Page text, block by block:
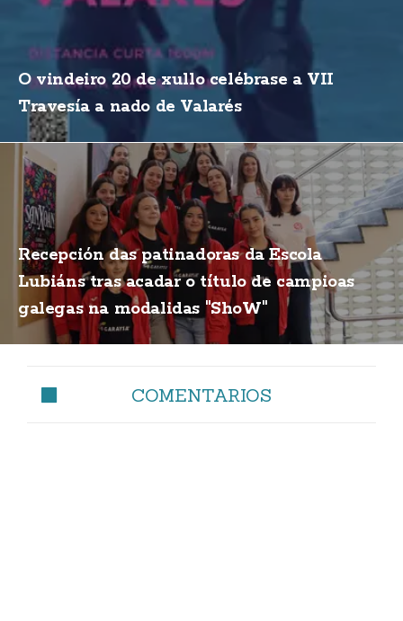
O vindeiro 20 de xullo celébrase a VII
Travesía a nado de Valarés
Recepción das patinadoras da Escola
Lubiáns tras acadar o título de campioas
galegas na modalidas "ShoW"
COMENTARIOS